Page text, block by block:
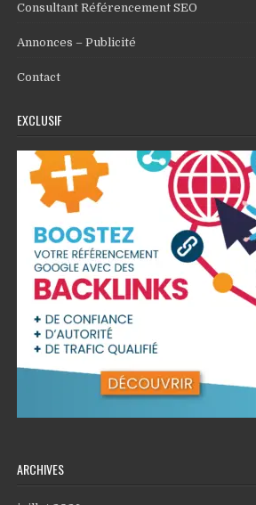
Consultant Référencement SEO
Annonces – Publicité
Contact
EXCLUSIF
ARCHIVES